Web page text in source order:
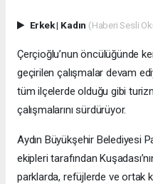
Erkek| Kadın (Haberi Sesli
Çerçioğlu’nun öncülüğünde
geçirilen çalışmalar devam
tüm ilçelerde olduğu gibi
çalışmalarını sürdürüyor.
Aydın Büyükşehir Belediyesi
ekipleri tarafından
parklarda, refüjlerde ve ortak